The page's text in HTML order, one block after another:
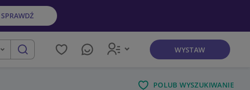
SPRAWDŹ
szukaj WYSTAW
POLUB WYSZUKIWANIE